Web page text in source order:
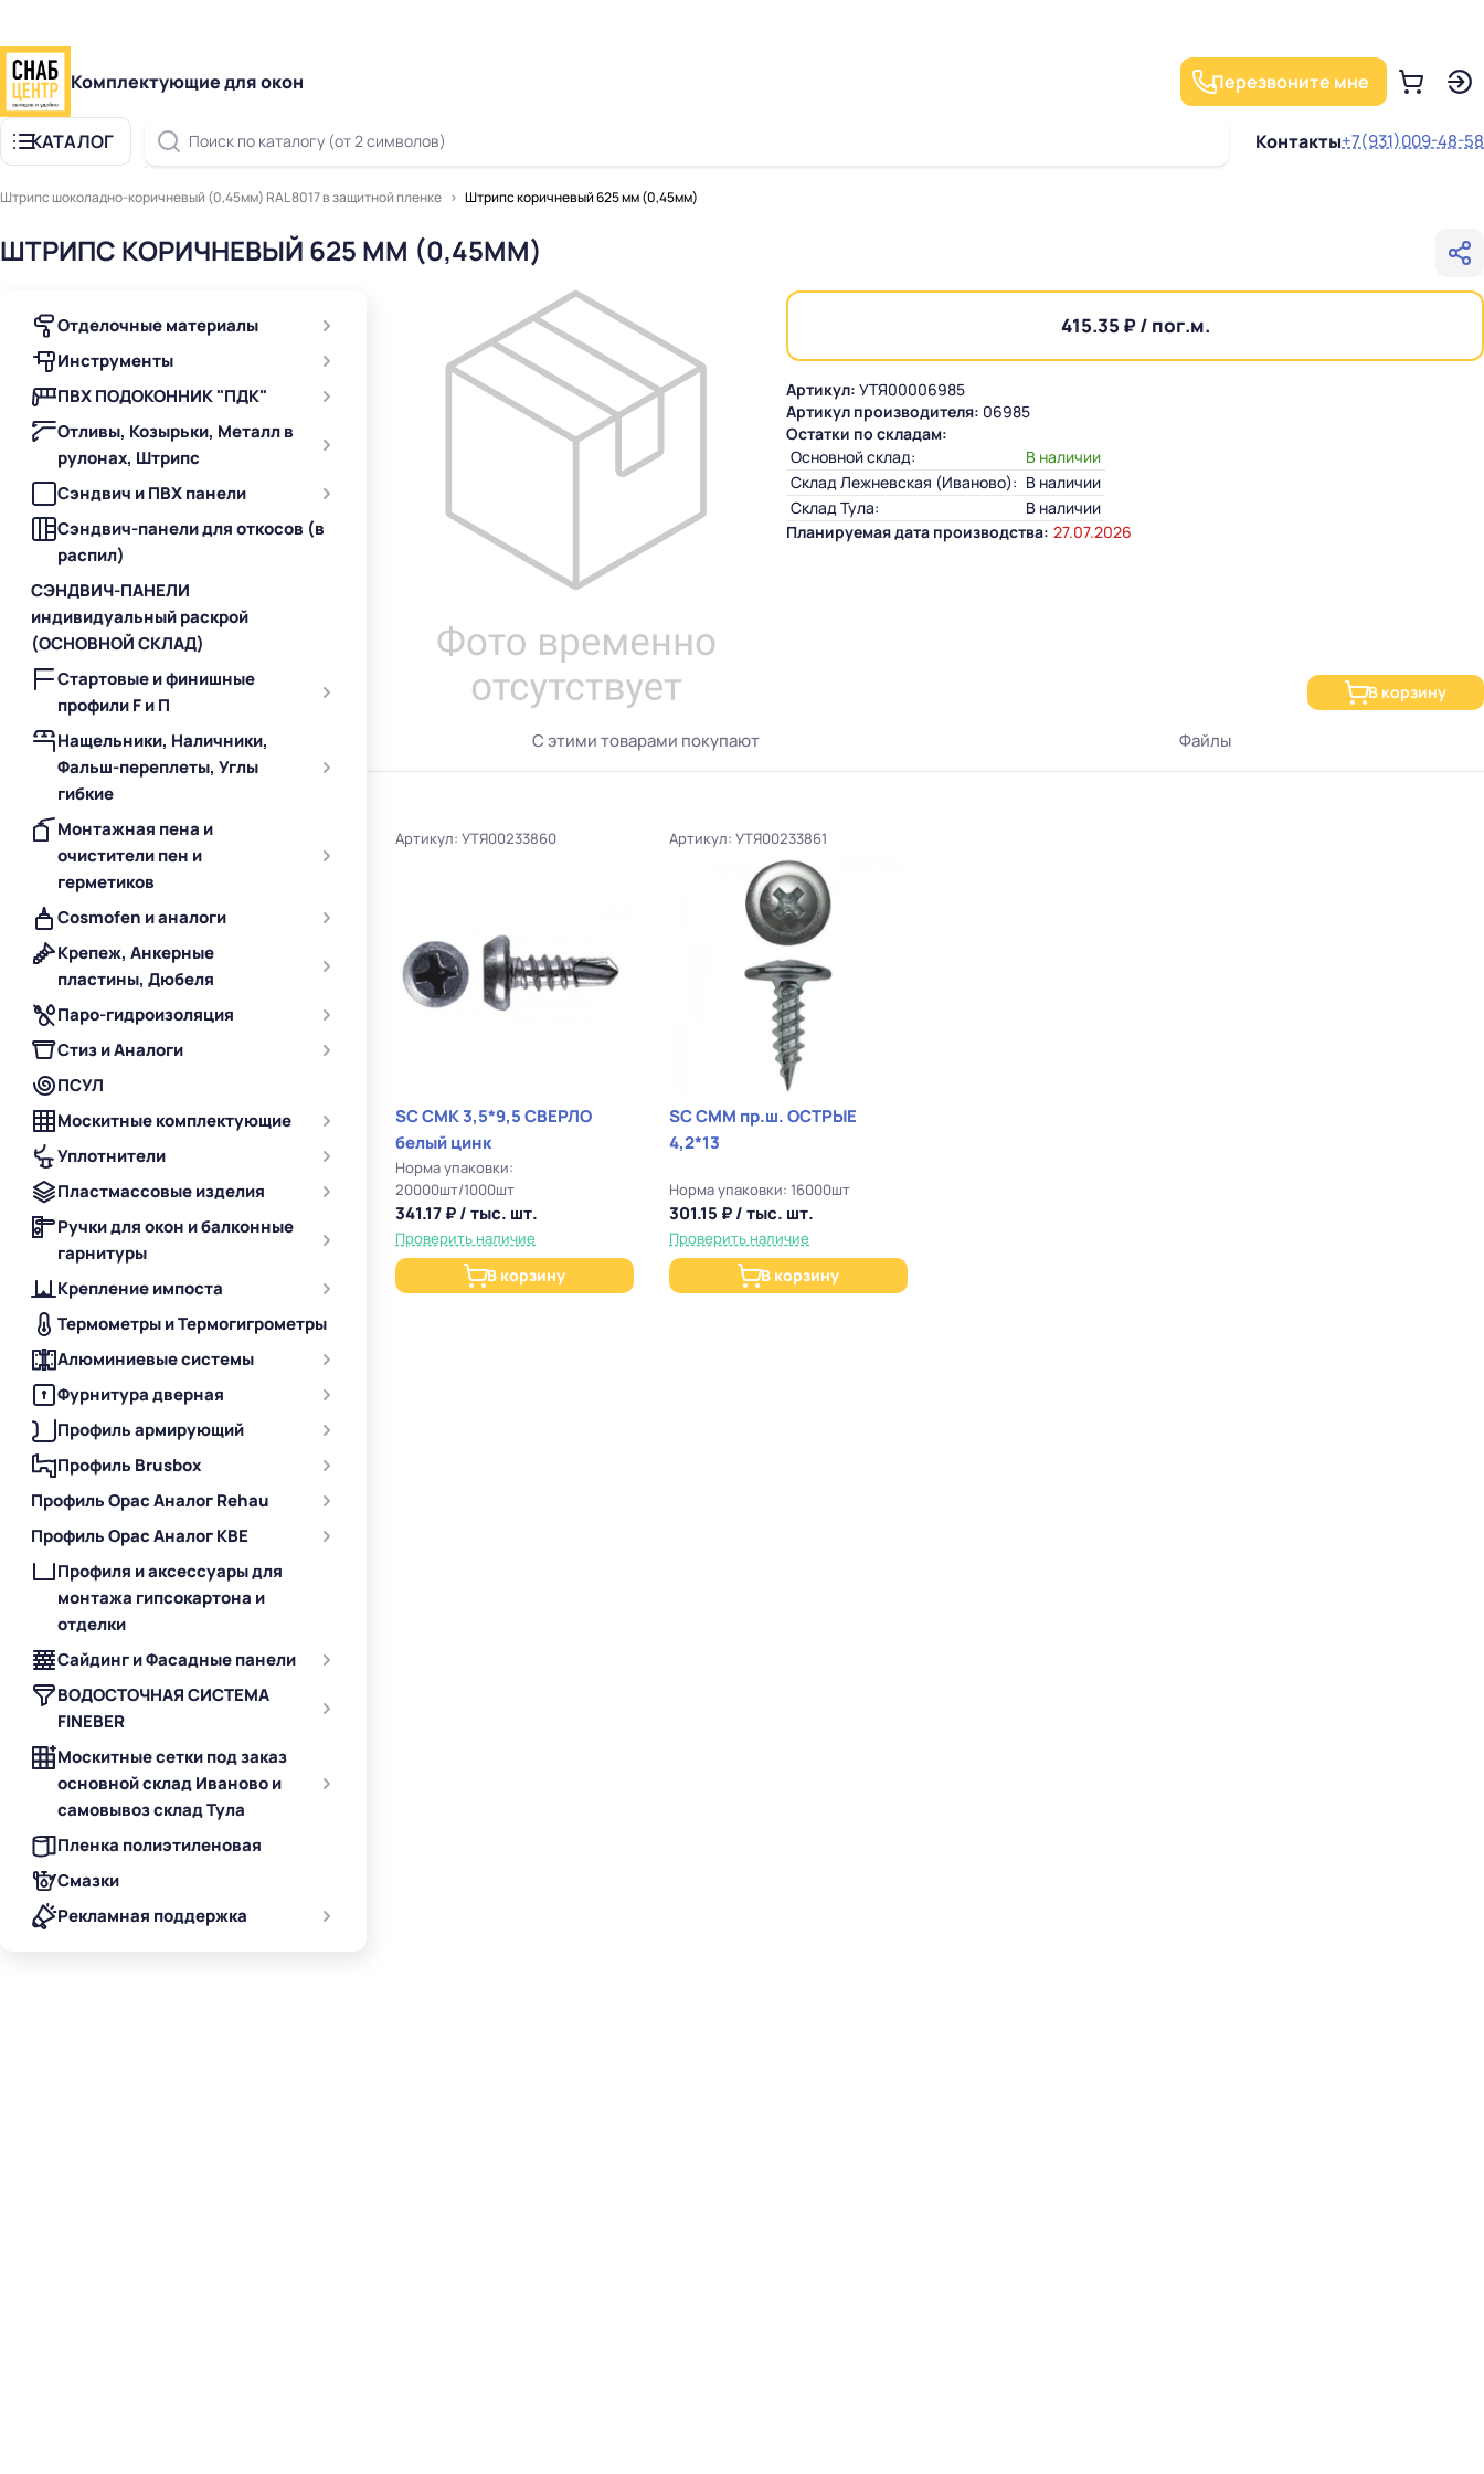
Комплектующие для окон Перезвоните мне
КАТАЛОГ Поиск по каталогу (от 2 символов) Контакты+7(931)009-48-58
Штрипс шоколадно-коричневый (0,45мм) RAL 8017 в защитной пленке Штрипс коричневый 625 мм (0,45мм)
ШТРИПС КОРИЧНЕВЫЙ 625 ММ (0,45ММ)
Отделочные материалы
Инструменты
ПВХ ПОДОКОННИК "ПДК"
Отливы, Козырьки, Металл в
рулонах, Штрипс
Сэндвич и ПВХ панели
Сэндвич-панели для откосов (в
распил)
СЭНДВИЧ-ПАНЕЛИ
индивидуальный раскрой
(ОСНОВНОЙ СКЛАД)
Стартовые и финишные
профили F и П
Нащельники, Наличники,
Фальш-переплеты, Углы
гибкие
Монтажная пена и
очистители пен и
герметиков
Cosmofen и аналоги
Крепеж, Анкерные
пластины, Дюбеля
Паро-гидроизоляция
Стиз и Аналоги
ПСУЛ
Москитные комплектующие
Уплотнители
Пластмассовые изделия
Ручки для окон и балконные
гарнитуры
Крепление импоста
Термометры и Термогигрометры
Алюминиевые системы
Фурнитура дверная
Профиль армирующий
Профиль Brusbox
Профиль Орас Аналог Rehau
Профиль Орас Аналог KBE
Профиля и аксессуары для
монтажа гипсокартона и
отделки
Сайдинг и Фасадные панели
ВОДОСТОЧНАЯ СИСТЕМА
FINEBER
Москитные сетки под заказ
основной склад Иваново и
самовывоз склад Тула
Пленка полиэтиленовая
Смазки
Рекламная поддержка
415.35 ₽ / пог.м.
Артикул: УТЯ00006985
Артикул производителя: 06985
Остатки по складам:
Основной склад:
В наличии
Склад Лежневская (Иваново): В наличии
Склад Тула:
В наличии
Планируемая дата производства: 27.07.2026
В корзину
С этими товарами покупают Файлы
Артикул: УТЯ00233860
SC СМК 3,5*9,5 СВЕРЛО
белый цинк
Норма упаковки:
20000шт/1000шт
341.17 ₽ / тыс. шт.
Проверить наличие
В корзину
Артикул: УТЯ00233861
SC СММ пр.ш. ОСТРЫЕ
4,2*13
Норма упаковки: 16000шт
301.15 ₽ / тыс. шт.
Проверить наличие
В корзину